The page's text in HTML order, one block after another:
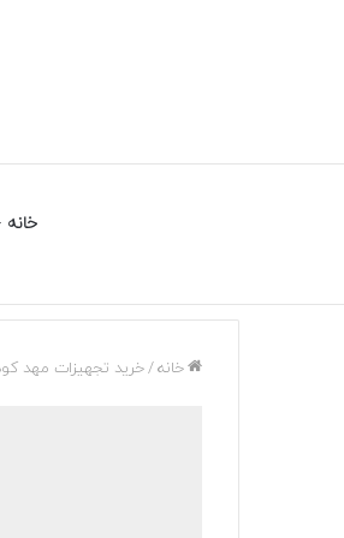
خانه
خانه/خرید تجهیزات مهد